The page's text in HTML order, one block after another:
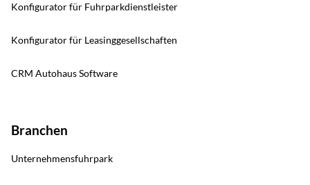
Konfigurator für Fuhrparkdienstleister
Konfigurator für Leasinggesellschaften
CRM Autohaus Software
Branchen
Unternehmensfuhrpark